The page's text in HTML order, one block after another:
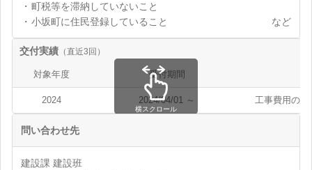
町税等を滞納していないこと
小坂町に住民登録していること
など
交付実績 （直近3回）
対象年度 受付期間
2024 2024/04/01 ～ 工事費用の
横スクロール
問い合わせ先
建設課 建設班